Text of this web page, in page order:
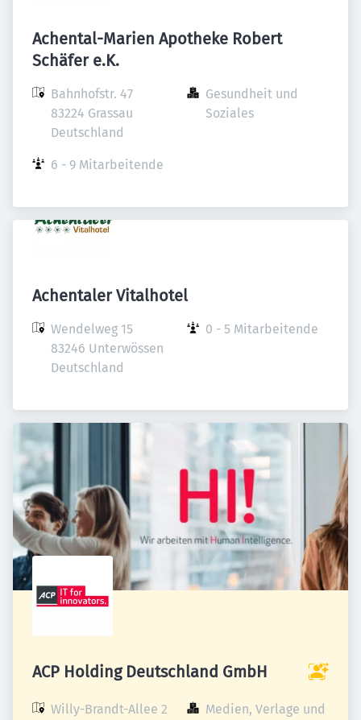
Achental-Marien Apotheke Robert
Schäfer e.K.
Bahnhofstr. 47
83224 Grassau
Deutschland
Gesundheit und
Soziales
6 - 9 Mitarbeitende
Achentaler Vitalhotel
Wendelweg 15
83246 Unterwössen
Deutschland
0 - 5 Mitarbeitende
ACP Holding Deutschland GmbH
Willy-Brandt-Allee 2
Medien, Verlage und